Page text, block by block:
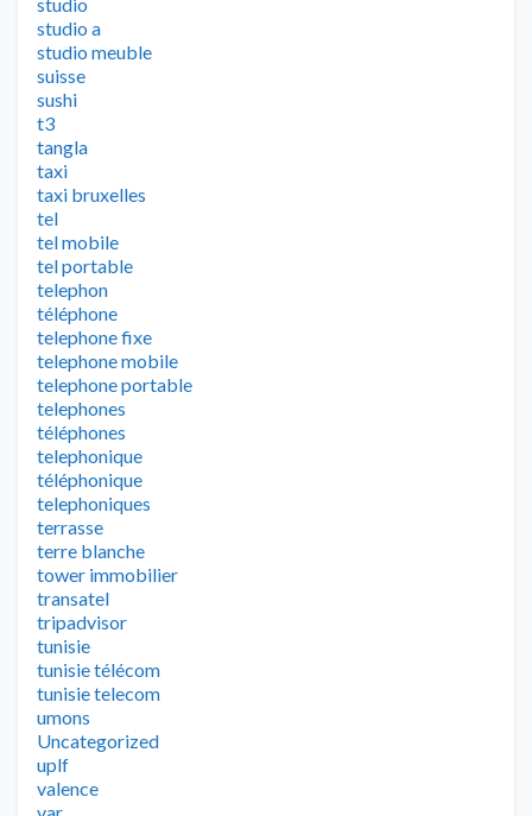
studio a
studio meuble
suisse
sushi
t3
tangla
taxi
taxi bruxelles
tel
tel mobile
tel portable
telephon
téléphone
telephone fixe
telephone mobile
telephone portable
telephones
téléphones
telephonique
téléphonique
telephoniques
terrasse
terre blanche
tower immobilier
transatel
tripadvisor
tunisie
tunisie télécom
tunisie telecom
umons
Uncategorized
uplf
valence